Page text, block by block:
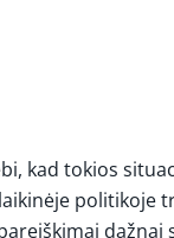
kad tokios
politikoje
dažnai